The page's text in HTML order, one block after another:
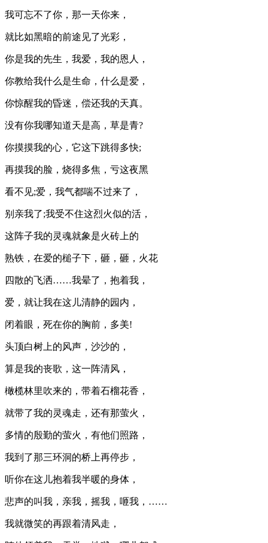
我可忘不了你，那一天你来，
就比如黑暗的前途见了光彩，
你是我的先生，我爱，我的恩人，
你教给我什么是生命，什么是爱，
你惊醒我的昏迷，偿还我的天真。
没有你我哪知道天是高，草是青?
你摸摸我的心，它这下跳得多快;
再摸我的脸，烧得多焦，亏这夜黑
看不见;爱，我气都喘不过来了，
别亲我了;我受不住这烈火似的活，
这阵子我的灵魂就象是火砖上的
熟铁，在爱的槌子下，砸，砸，火花
四散的飞洒……我晕了，抱着我，
爱，就让我在这儿清静的园内，
闭着眼，死在你的胸前，多美!
头顶白树上的风声，沙沙的，
算是我的丧歌，这一阵清风，
橄榄林里吹来的，带着石榴花香，
就带了我的灵魂走，还有那萤火，
多情的殷勤的萤火，有他们照路，
我到了那三环洞的桥上再停步，
听你在这儿抱着我半暖的身体，
悲声的叫我，亲我，摇我，咂我，……
我就微笑的再跟着清风走，